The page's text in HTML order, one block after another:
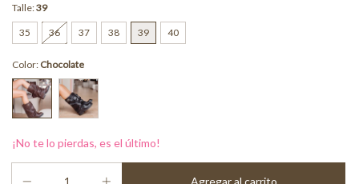
Talle:39
35 36 37 38 39 40
Color: Chocolate
¡No te lo pierdas, es el último!